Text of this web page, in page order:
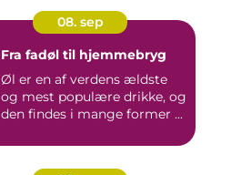
08. sep
Fra fadøl til hjemmebryg
Øl er en af verdens ældste
og mest populære drikke, og
den findes i mange former ...